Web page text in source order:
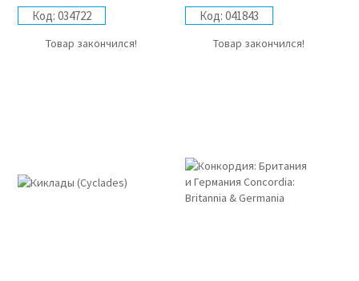
Код: 034722
Товар закончился!
Код: 041843
Товар закончился!